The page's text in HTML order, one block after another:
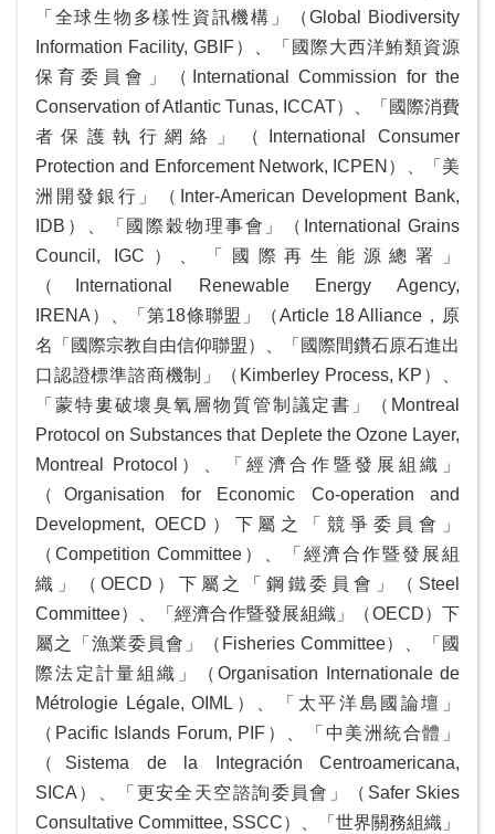
「全球生物多樣性資訊機構」（Global Biodiversity
Information Facility, GBIF）、「國際大西洋鮪類資源
保育委員會」（International Commission for the
Conservation of Atlantic Tunas, ICCAT）、「國際消費
者保護執行網絡」（International Consumer
Protection and Enforcement Network, ICPEN）、「美
洲開發銀行」（Inter-American Development Bank,
IDB）、「國際穀物理事會」（International Grains
Council, IGC）、「國際再生能源總署」
（International Renewable Energy Agency,
IRENA）、「第18條聯盟」（Article 18 Alliance，原
名「國際宗教自由信仰聯盟）、「國際間鑽石原石進出
口認證標準諮商機制」（Kimberley Process, KP）、
「蒙特婁破壞臭氧層物質管制議定書」（Montreal
Protocol on Substances that Deplete the Ozone Layer,
Montreal Protocol）、「經濟合作暨發展組織」
（Organisation for Economic Co-operation and
Development, OECD）下屬之「競爭委員會」
（Competition Committee）、「經濟合作暨發展組
織」（OECD）下屬之「鋼鐵委員會」（Steel
Committee）、「經濟合作暨發展組織」（OECD）下
屬之「漁業委員會」（Fisheries Committee）、「國
際法定計量組織」（Organisation Internationale de
Métrologie Légale, OIML）、「太平洋島國論壇」
（Pacific Islands Forum, PIF）、「中美洲統合體」
（Sistema de la Integración Centroamericana,
SICA）、「更安全天空諮詢委員會」（Safer Skies
Consultative Committee, SSCC）、「世界關務組織」